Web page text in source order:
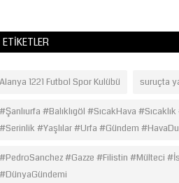
ETIKETLER
Alanya 1221 Futbol Spor Kulübü suruçta
#Şanlıurfa #Balıklıgöl #SıcakHava #Sıcaklık
#Serinlik #Yaşlılar #Urfa #Gündem
#PedroSanchez #Gazze #Filistin #Mülteci
#DünyaGündemi